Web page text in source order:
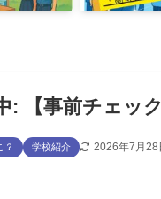
: 【事前チェック
？ 学校紹介 2026年7月28